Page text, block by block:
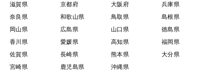
滋賀県
京都府 大阪府
兵庫県
奈良県
和歌山県 鳥取県
島根県
岡山県
広島県 山口県
徳島県
香川県
愛媛県 高知県
福岡県
佐賀県
長崎県 熊本県
大分県
宮崎県
鹿児島県 沖縄県